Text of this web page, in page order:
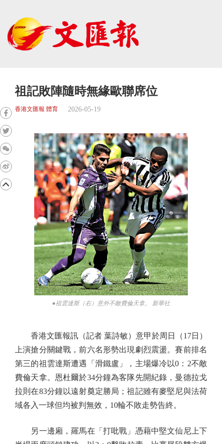
祖記敗陣隨時無緣歐聯席位
香港文匯報 體育 2026-05-19
●祖雲達斯（右）意外不敵費倫天拿。 新華社
香港文匯報訊（記者 葉詩敏）意甲於周日（17日）
上演搶分關鍵戰，前六名形勢出現劇烈震盪。賽前排名
第三的祖雲達斯遭遇「滑鐵盧」，主場爆冷以0：2不敵
費倫天拿。恩杜爾於34分鐘為客隊先開紀錄，曼德拉戈
拉則在83分鐘以遠射奠定勝局；祖記雖有麥堅尼與法荷
域各入一球但均被判無效，10輪不敗走勢告終。
另一邊廂，羅馬在「打吡戰」憑藉中堅文仙尼上下